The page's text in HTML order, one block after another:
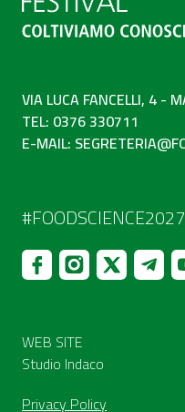
VIA LUCA FANCELLI, 4 -
TEL: 0376 330711
E-MAIL:
#FOODSCIENCE2027
WEB SITE
Studio Indaco
Privacy Policy